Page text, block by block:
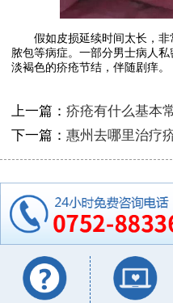
假如皮损延续时间太长，非
脓包等病症。一部分男士病人
淡褐色的疥疮节结，伴随剧痒。
上一篇： 疥疮有什么基本
下一篇： 惠州去哪里治疗